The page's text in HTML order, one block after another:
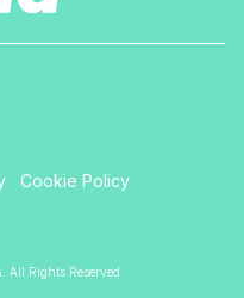
Cookie Policy
Rights Reserved